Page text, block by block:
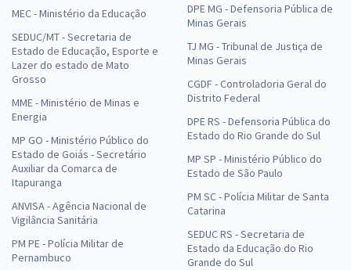
MEC - Ministério da Educação
SEDUC/MT - Secretaria de
Estado de Educação, Esporte e
Lazer do estado de Mato
Grosso
MME - Ministério de Minas e
Energia
MP GO - Ministério Público do
Estado de Goiás - Secretário
Auxiliar da Comarca de
Itapuranga
ANVISA - Agência Nacional de
Vigilância Sanitária
PM PE - Polícia Militar de
Pernambuco
DPE MG - Defensoria Pública de
Minas Gerais
TJ MG - Tribunal de Justiça de
Minas Gerais
CGDF - Controladoria Geral do
Distrito Federal
DPE RS - Defensoria Pública do
Estado do Rio Grande do Sul
MP SP - Ministério Público do
Estado de São Paulo
PM SC - Polícia Militar de Santa
Catarina
SEDUC RS - Secretaria de
Estado da Educação do Rio
Grande do Sul